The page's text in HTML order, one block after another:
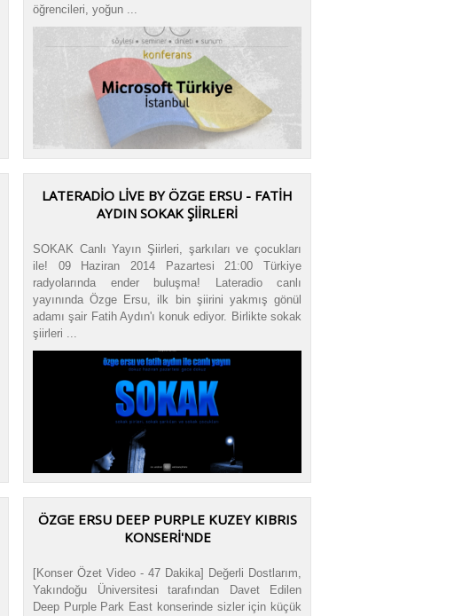
öğrencileri, yoğun ...
LATERADIO LIVE BY ÖZGE ERSU - FATIH
AYDIN SOKAK ŞIIRLERI
SOKAK Canlı Yayın Şiirleri, şarkıları ve çocukları
ile! 09 Haziran 2014 Pazartesi 21:00 Türkiye
radyolarında ender buluşma! Lateradio canlı
yayınında Özge Ersu, ilk bin şiirini yakmış gönül
adamı şair Fatih Aydın'ı konuk ediyor. Birlikte sokak
şiirleri ...
ÖZGE ERSU DEEP PURPLE KUZEY KIBRIS
KONSERI'NDE
[Konser Özet Video - 47 Dakika] Değerli Dostlarım,
Yakındoğu Üniversitesi tarafından Davet Edilen
Deep Purple Park East konserinde sizler için küçük